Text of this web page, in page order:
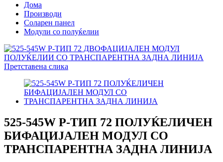
Дома
Производи
Соларен панел
Модули со полуќелии
525-545W P-ТИП 72 ПОЛУЌЕЛИЧЕН
БИФАЦИЈАЛЕН МОДУЛ СО
ТРАНСПАРЕНТНА ЗАДНА ЛИНИЈА